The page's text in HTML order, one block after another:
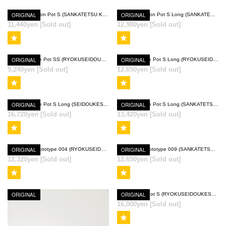
ORIGINAL
11,440yen [Sold out]
ORIGINAL
12,980yen [Sold out]
ORIGINAL
9,240yen [Sold out]
ORIGINAL
12,650yen [Sold out]
ORIGINAL
16,720yen [Sold out]
ORIGINAL
13,420yen [Sold out]
ORIGINAL
12,320yen [Sold out]
ORIGINAL
12,650yen [Sold out]
ORIGINAL ORIGINAL
16,000yen [Sold out]